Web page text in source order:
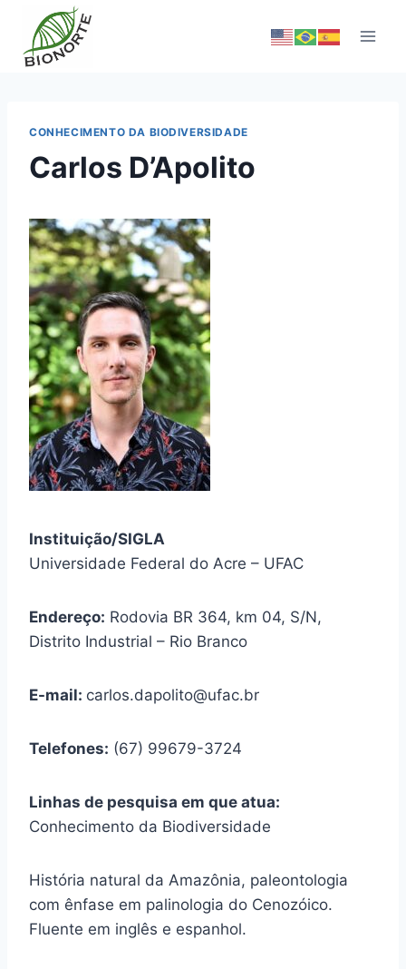
CONHECIMENTO DA BIODIVERSIDADE
Carlos D’Apolito
Instituição/SIGLA
Universidade Federal do Acre – UFAC
Endereço: Rodovia BR 364, km 04, S/N,
Distrito Industrial – Rio Branco
E-mail: carlos.dapolito@ufac.br
Telefones: (67) 99679-3724
Linhas de pesquisa em que atua:
Conhecimento da Biodiversidade
História natural da Amazônia, paleontologia
com ênfase em palinologia do Cenozóico.
Fluente em inglês e espanhol.